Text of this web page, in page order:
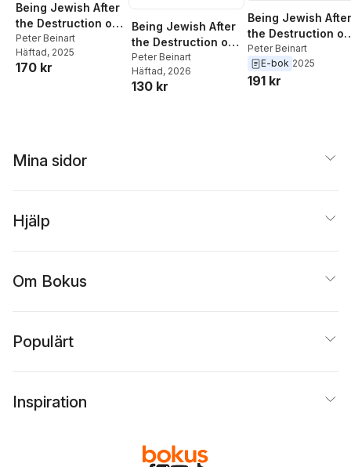
Being Jewish After
the Destruction of
Gaza
Peter Beinart
Häftad, 2025
170 kr
Being Jewish After
the Destruction of
Gaza
Peter Beinart
Häftad, 2026
130 kr
Being Jewish After
the Destruction of
Gaza
Peter Beinart
E-bok 2025
191 kr
Mina sidor
Hjälp
Om Bokus
Populärt
Inspiration